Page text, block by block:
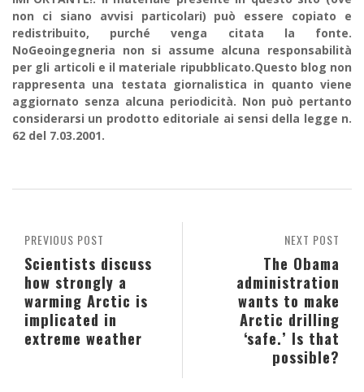
non ci siano avvisi particolari) può essere copiato e
redistribuito, purché venga citata la fonte.
NoGeoingegneria non si assume alcuna responsabilità
per gli articoli e il materiale ripubblicato.Questo blog non
rappresenta una testata giornalistica in quanto viene
aggiornato senza alcuna periodicità. Non può pertanto
considerarsi un prodotto editoriale ai sensi della legge n.
62 del 7.03.2001.
NEXT POST
The Obama
administration
wants to make
Arctic drilling
‘safe.’ Is that
possible?
PREVIOUS POST
Scientists discuss
how strongly a
warming Arctic is
implicated in
extreme weather